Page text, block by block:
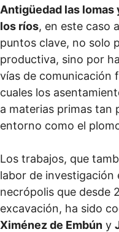
Antigüedad las lomas
los ríos, en este caso
puntos clave, no solo
productiva, sino por
vías de comunicación
cuales los
a materias primas tan
entorno como el
Los trabajos, que
labor de investigación
necrópolis que desde
excavación, ha sido
Ximénez de Embún y